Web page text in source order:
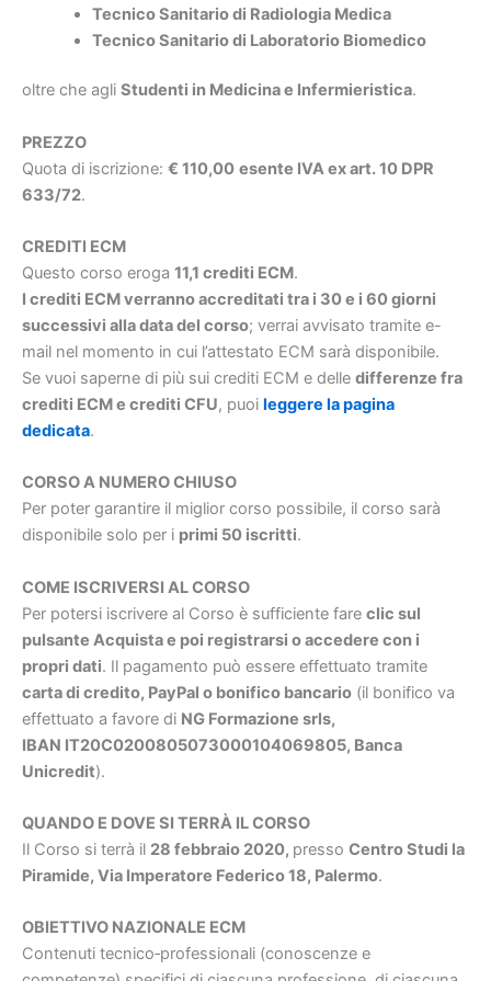
Tecnico Sanitario di Radiologia Medica
Tecnico Sanitario di Laboratorio Biomedico
oltre che agli Studenti in Medicina e Infermieristica.
PREZZO
Quota di iscrizione: € 110,00 esente IVA ex art. 10 DPR
633/72.
CREDITI ECM
Questo corso eroga 11,1 crediti ECM.
I crediti ECM verranno accreditati tra i 30 e i 60 giorni
successivi alla data del corso; verrai avvisato tramite e-
mail nel momento in cui l’attestato ECM sarà disponibile.
Se vuoi saperne di più sui crediti ECM e delle differenze fra
crediti ECM e crediti CFU, puoi leggere la pagina
dedicata.
CORSO A NUMERO CHIUSO
Per poter garantire il miglior corso possibile, il corso sarà
disponibile solo per i primi 50 iscritti.
COME ISCRIVERSI AL CORSO
Per potersi iscrivere al Corso è sufficiente fare clic sul
pulsante Acquista e poi registrarsi o accedere con i
propri dati. Il pagamento può essere effettuato tramite
carta di credito, PayPal o bonifico bancario (il bonifico va
effettuato a favore di NG Formazione srls,
IBAN IT20C0200805073000104069805, Banca
Unicredit).
QUANDO E DOVE SI TERRÀ IL CORSO
Il Corso si terrà il 28 febbraio 2020, presso Centro Studi la
Piramide, Via Imperatore Federico 18, Palermo.
OBIETTIVO NAZIONALE ECM
Contenuti tecnico‐professionali (conoscenze e